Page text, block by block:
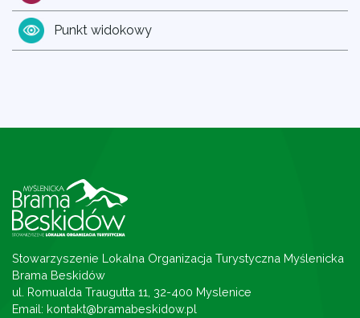
Punkt widokowy
Stowarzyszenie Lokalna Organizacja Turystyczna Myślenicka
Brama Beskidów
ul. Romualda Traugutta 11, 32-400 Myslenice
Email: kontakt@bramabeskidow.pl